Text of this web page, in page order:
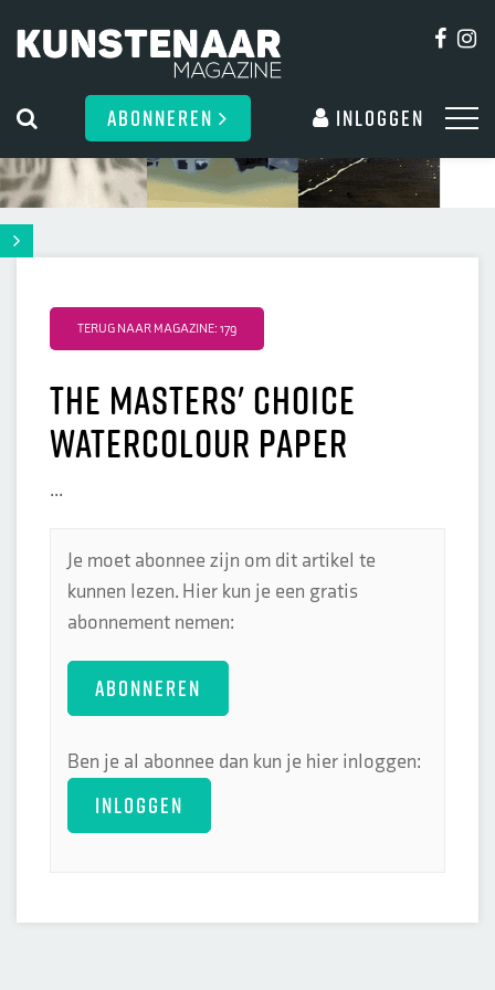
ABONNEREN Inloggen
TERUG NAAR MAGAZINE: 179
The Masters' Choice
Watercolour Paper
...
Je moet abonnee zijn om dit artikel te
kunnen lezen. Hier kun je een gratis
abonnement nemen:
ABONNEREN
Ben je al abonnee dan kun je hier inloggen:
INLOGGEN